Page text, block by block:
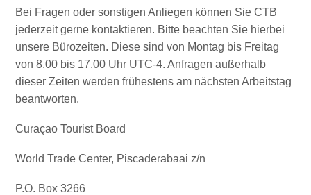
H
ESPAÑOL
FRANÇAIS
NEDERLANDS
Bei Fragen oder sonstigen Anliegen können Sie CTB
jederzeit gerne kontaktieren. Bitte beachten Sie hierbei
unsere Bürozeiten. Diese sind von Montag bis Freitag
von 8.00 bis 17.00 Uhr UTC-4. Anfragen außerhalb
dieser Zeiten werden frühestens am nächsten Arbeitstag
beantworten.
Curaçao Tourist Board
World Trade Center, Piscaderabaai z/n
P.O. Box 3266